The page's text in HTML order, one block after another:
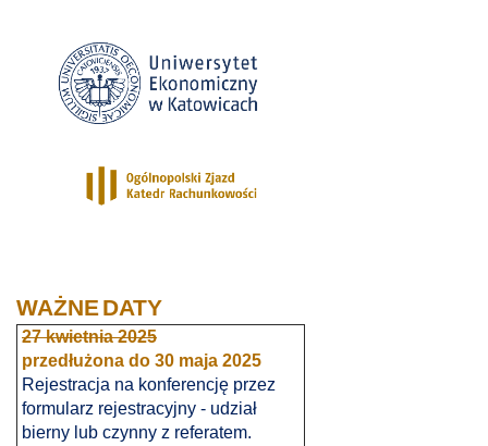
WAŻNEDATY
27 kwietnia 2025
przedłużona do 30 maja 2025
Rejestracja na konferencję przez
formularz rejestracyjny - udział
bierny lub czynny z referatem.